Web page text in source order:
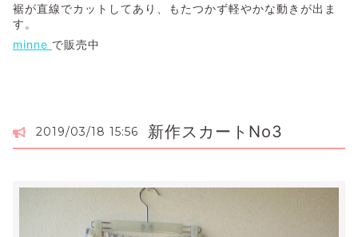
裾が直線でカットしてあり、もたつかず軽やかな動きが出ま
す。
minne で販売中
2019/03/18 15:56 新作スカートNo3